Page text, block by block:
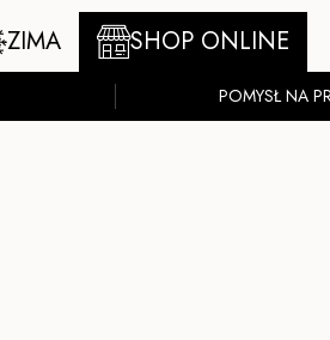
ZIMA SHOP ONLINE
POMYSŁ NA